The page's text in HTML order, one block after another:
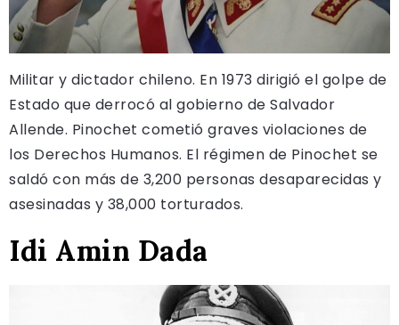
Militar y dictador chileno. En 1973 dirigió el golpe de
Estado que derrocó al gobierno de Salvador
Allende. Pinochet cometió graves violaciones de
los Derechos Humanos. El régimen de Pinochet se
saldó con más de 3,200 personas desaparecidas y
asesinadas y 38,000 torturados.
Idi Amin Dada